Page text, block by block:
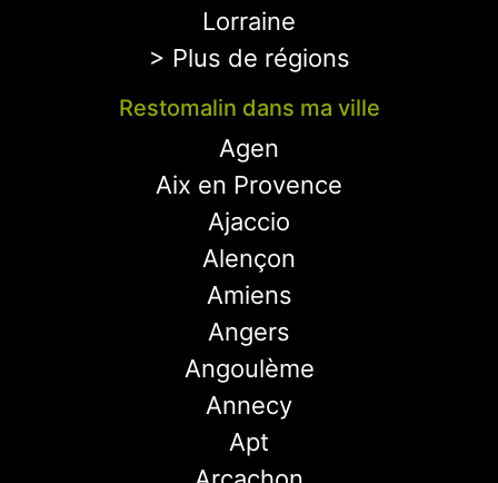
Lorraine
> Plus de régions
Restomalin dans ma ville
Agen
Aix en Provence
Ajaccio
Alençon
Amiens
Angers
Angoulème
Annecy
Apt